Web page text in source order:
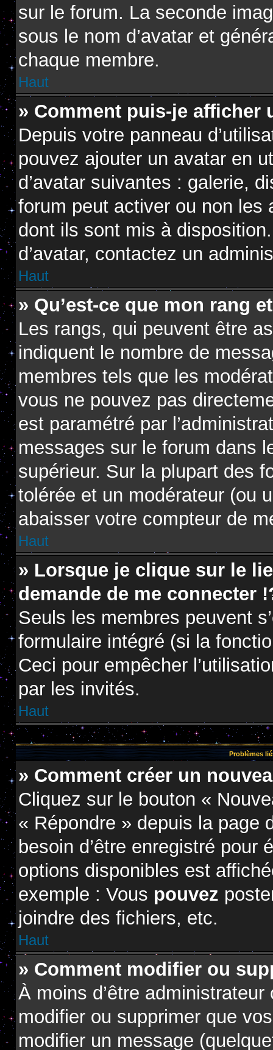
sur le forum. La seconde
sous le nom d’avatar et
chaque membre.
Haut
» Comment puis-je afficher
Depuis votre panneau
pouvez ajouter un avatar en
d’avatar suivantes : galerie,
forum peut activer ou non les
dont ils sont mis à
d’avatar, contactez un
Haut
» Qu’est-ce que mon rang
Les rangs, qui peuvent être
indiquent le nombre de
membres tels que les
vous ne pouvez pas
est paramétré par
messages sur le forum dans
supérieur. Sur la plupart des
tolérée et un modérateur (ou
abaisser votre compteur de
Haut
» Lorsque je clique sur le
demande de me connecter
Seuls les membres peuvent
formulaire intégré (si la
Ceci pour empêcher
par les invités.
Haut
Problèmes
» Comment créer un
Cliquez sur le bouton «
« Répondre » depuis la page
besoin d’être enregistré
options disponibles est
exemple : Vous pouvez
joindre des fichiers, etc.
Haut
» Comment modifier ou
À moins d’être
modifier ou supprimer que
modifier un message